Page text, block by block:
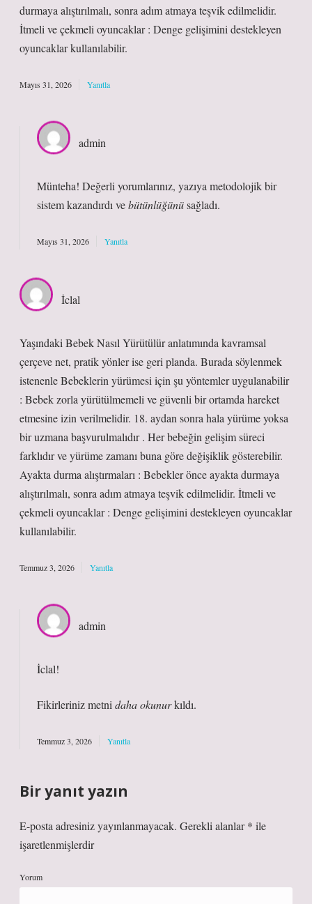
durmaya alıştırılmalı, sonra adım atmaya teşvik edilmelidir.
İtmeli ve çekmeli oyuncaklar : Denge gelişimini destekleyen
oyuncaklar kullanılabilir.
Mayıs 31, 2026 Yanıtla
admin
Münteha! Değerli yorumlarınız, yazıya metodolojik bir
sistemkazandırdı vebütünlüğünüsağladı.
Mayıs 31, 2026 Yanıtla
İclal
Yaşındaki Bebek Nasıl Yürütülür anlatımında kavramsal
çerçeve net, pratik yönler ise geri planda. Burada söylenmek
istenenle Bebeklerin yürümesi için şu yöntemler uygulanabilir
: Bebek zorla yürütülmemeli ve güvenli bir ortamda hareket
etmesine izin verilmelidir. 18. aydan sonra hala yürüme yoksa
bir uzmana başvurulmalıdır . Her bebeğin gelişim süreci
farklıdır ve yürüme zamanı buna göre değişiklik gösterebilir.
Ayakta durma alıştırmaları : Bebekler önce ayakta durmaya
alıştırılmalı, sonra adım atmaya teşvik edilmelidir. İtmeli ve
çekmeli oyuncaklar : Denge gelişimini destekleyen oyuncaklar
kullanılabilir.
Temmuz 3, 2026 Yanıtla
admin
İclal!
Fikirleriniz metni daha okunurkıldı.
Temmuz 3, 2026 Yanıtla
Bir yanıt yazın
E-posta adresiniz yayınlanmayacak. Gerekli alanlar* ile
işaretlenmişlerdir
Yorum